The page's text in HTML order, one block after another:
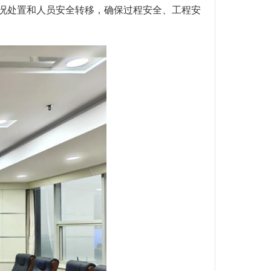
处置和人员安全转移，确保过程安全、工程安